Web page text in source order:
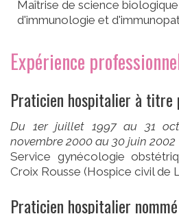
Maîtrise de science
d'immunologie et
Expérience
Praticien hospitalier à titre
Du 1er juillet 1997 au 31
novembre 2000 au 30 juin 2002
Service gynécologie
Croix Rousse (Hospice civil de
Praticien hospitalier nommé